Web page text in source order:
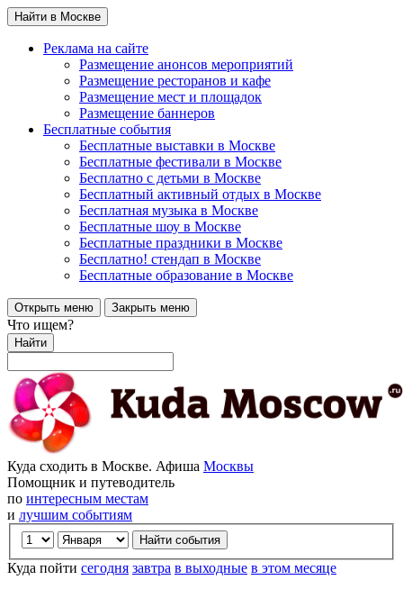
Найти в Москве
Реклама на сайте
Размещение анонсов мероприятий
Размещение ресторанов и кафе
Размещение мест и площадок
Размещение баннеров
Бесплатные события
Бесплатные выставки в Москве
Бесплатные фестивали в Москве
Бесплатно с детьми в Москве
Бесплатный активный отдых в Москве
Бесплатная музыка в Москве
Бесплатные шоу в Москве
Бесплатные праздники в Москве
Бесплатно! стендап в Москве
Бесплатные образование в Москве
Открыть меню Закрыть меню
Что ищем?
Найти
Куда сходить в Москве. Афиша Москвы
Помощник и путеводитель
по интересным местам
и лучшим событиям
Куда пойти сегодня завтра в выходные в этом месяце